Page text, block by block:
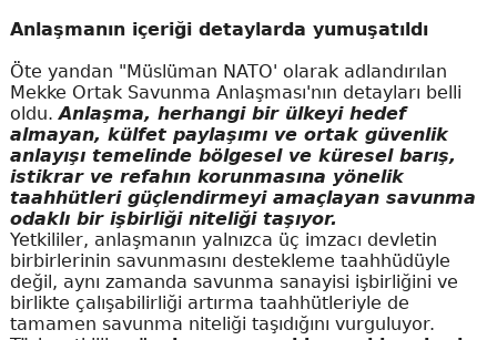
Anlaşmanın içeriği detaylarda yumuşatıldı
Öte yandan "Müslüman NATO' olarak adlandırılan
Mekke Ortak Savunma Anlaşması'nın detayları belli
oldu.Anlaşma, herhangi bir ülkeyi hedef
almayan, külfet paylaşımı ve ortak güvenlik
anlayışı temelinde bölgesel ve küresel barış,
istikrar ve refahın korunmasına yönelik
taahhütleri güçlendirmeyi amaçlayan savunma
odaklı bir işbirliği niteliği taşıyor.
Yetkililer, anlaşmanın yalnızca üç imzacı devletin
birbirlerinin savunmasını destekleme taahhüdüyle
değil, aynı zamanda savunma sanayisi işbirliğini ve
birlikte çalışabilirliği artırma taahhütleriyle de
tamamen savunma niteliği taşıdığını vurguluyor.